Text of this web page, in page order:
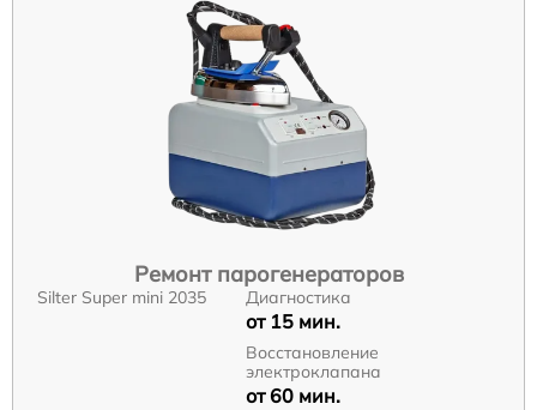
Ремонт парогенераторов
Silter Super mini 2035 Диагностика
от 15 мин.
Восстановление
электроклапана
от 60 мин.